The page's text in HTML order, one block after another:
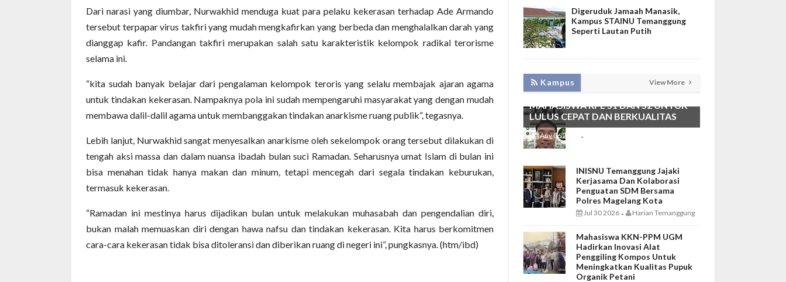
Dari narasi yang diumbar, Nurwakhid menduga kuat para pelaku kekerasan terhadap Ade Armando
tersebut terpapar virus takfiri yang mudah mengkafirkan yang berbeda dan menghalalkan darah yang
dianggap kafir. Pandangan takfiri merupakan salah satu karakteristik kelompok radikal terorisme
selama ini.
“kita sudah banyak belajar dari pengalaman kelompok teroris yang selalu membajak ajaran agama
untuk tindakan kekerasan. Nampaknya pola ini sudah mempengaruhi masyarakat yang dengan mudah
membawa dalil-dalil agama untuk membanggakan tindakan anarkisme ruang publik”, tegasnya.
Lebih lanjut, Nurwakhid sangat menyesalkan anarkisme oleh sekelompok orang tersebut dilakukan di
tengah aksi massa dan dalam nuansa ibadah bulan suci Ramadan. Seharusnya umat Islam di bulan ini
bisa menahan tidak hanya makan dan minum, tetapi mencegah dari segala tindakan keburukan,
termasuk kekerasan.
“Ramadan ini mestinya harus dijadikan bulan untuk melakukan muhasabah dan pengendalian diri,
bukan malah memuaskan diri dengan hawa nafsu dan tindakan kekerasan. Kita harus berkomitmen
cara-cara kekerasan tidak bisa ditoleransi dan diberikan ruang di negeri ini”, pungkasnya. (htm/ibd)
Digeruduk Jamaah Manasik,
Kampus STAINU Temanggung
Seperti Lautan Putih
Kampus View More
LAKUKAN BIMTEK RPL, INISNU
TEMANGGUNG SIAP FASILITASI
MAHASISWA RPL S1 DAN S2 UNTUK
LULUS CEPAT DAN BERKUALITAS
Aug 06 2026 -
INISNU Temanggung Jajaki
Kerjasama Dan Kolaborasi
Penguatan SDM Bersama
Polres Magelang Kota
Jul 30 2026 - Harian Temanggung
Mahasiswa KKN-PPM UGM
Hadirkan Inovasi Alat
Penggiling Kompos Untuk
Meningkatkan Kualitas Pupuk
Organik Petani